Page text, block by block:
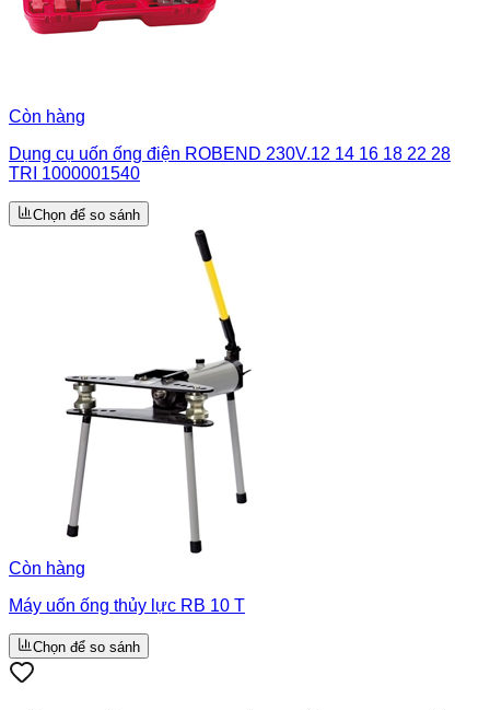
Còn hàng
Dụng cụ uốn ống điện ROBEND 230V.12 14 16 18 22 28
TRI 1000001540
Chọn để so sánh
Còn hàng
Máy uốn ống thủy lực RB 10 T
Chọn để so sánh